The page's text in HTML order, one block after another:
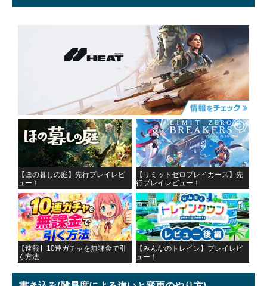
【ほの暮しの庭】先行プレイレビ
ュー！
【リミットゼロブレイカーズ】先
行プレイレビュー！
【速報】10連ガチャを無課金で引
く方法
【みんなのトレイン】プレイレビ
ュー！